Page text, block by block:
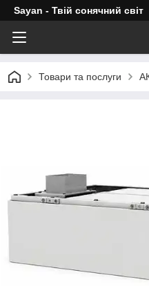
Sayan - Твій сонячний світ
Товари та послуги